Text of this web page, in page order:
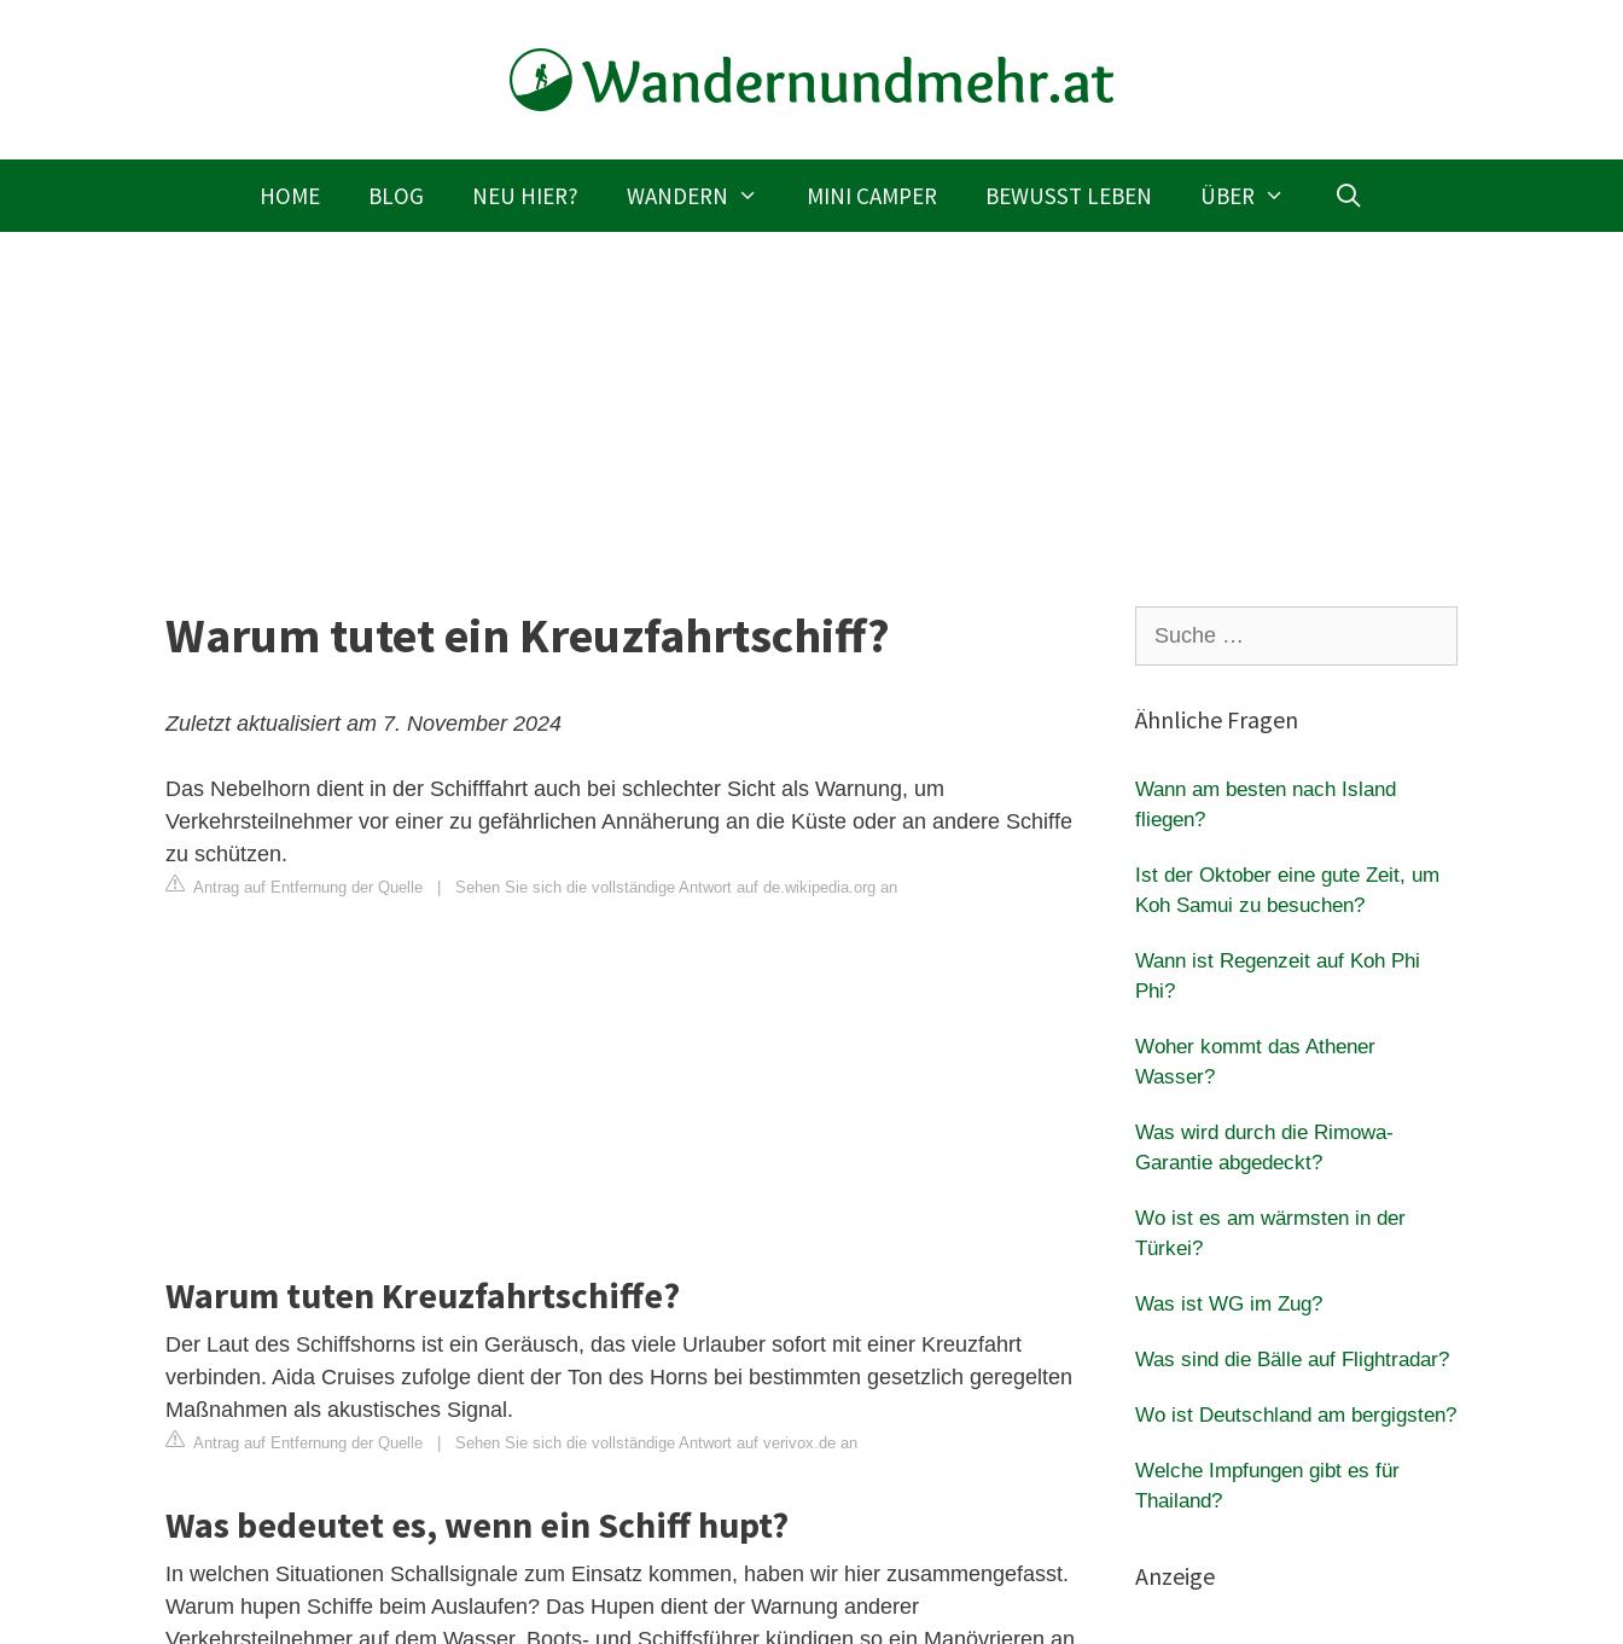
HOME BLOG NEU HIER? WANDERN MINI CAMPER BEWUSST LEBEN ÜBER
Warum tutet ein Kreuzfahrtschiff?
Zuletzt aktualisiert am 7. November 2024
Das Nebelhorn dient in der Schifffahrt auch bei schlechter Sicht als Warnung, um
Verkehrsteilnehmer vor einer zu gefährlichen Annäherung an die Küste oder an andere Schiffe
zu schützen.
Antrag auf Entfernung der Quelle Sehen Sie sich die vollständige Antwort auf de.wikipedia.org an
Warum tuten Kreuzfahrtschiffe?
Der Laut des Schiffshorns ist ein Geräusch, das viele Urlauber sofort mit einer Kreuzfahrt
verbinden. Aida Cruises zufolge dient der Ton des Horns bei bestimmten gesetzlich geregelten
Maßnahmen als akustisches Signal.
Antrag auf Entfernung der Quelle Sehen Sie sich die vollständige Antwort auf verivox.de an
Was bedeutet es, wenn ein Schiff hupt?
In welchen Situationen Schallsignale zum Einsatz kommen, haben wir hier zusammengefasst.
Warum hupen Schiffe beim Auslaufen? Das Hupen dient der Warnung anderer
Verkehrsteilnehmer auf dem Wasser. Boots- und Schiffsführer kündigen so ein Manövrieren an.
nach:
Ähnliche Fragen
Wann am besten nach Island
fliegen?
Ist der Oktober eine gute Zeit, um
Koh Samui zu besuchen?
Wann ist Regenzeit auf Koh Phi
Phi?
Woher kommt das Athener
Wasser?
Was wird durch die Rimowa-
Garantie abgedeckt?
Wo ist es am wärmsten in der
Türkei?
Was ist WG im Zug?
Was sind die Bälle auf Flightradar?
Wo ist Deutschland am bergigsten?
Welche Impfungen gibt es für
Thailand?
Anzeige